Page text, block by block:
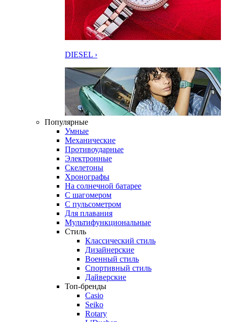
DIESEL ›
Популярные
Умные
Механические
Противоударные
Электронные
Скелетоны
Хронографы
На солнечной батарее
С шагомером
С пульсометром
Для плавания
Мультифункциональные
Стиль
Классический стиль
Дизайнерские
Военный стиль
Спортивный стиль
Дайверские
Топ-бренды
Casio
Seiko
Rotary